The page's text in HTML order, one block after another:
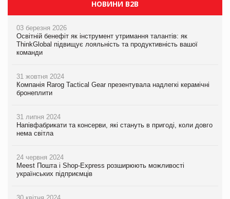
НОВИНИ B2B
03 березня 2026
Освітній бенефіт як інструмент утримання талантів: як
ThinkGlobal підвищує лояльність та продуктивність вашої
команди
31 жовтня 2024
Компанія Rarog Tactical Gear презентувала надлегкі керамічні
бронеплити
31 липня 2024
Напівфабрикати та консерви, які стануть в пригоді, коли довго
нема світла
24 червня 2024
Meest Пошта і Shop-Express розширюють можливості
українських підприємців